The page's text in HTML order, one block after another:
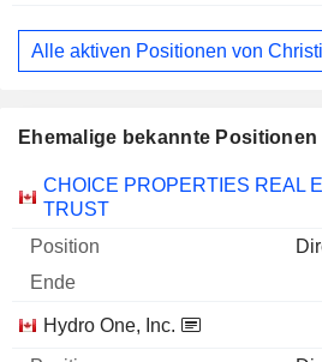
Alle aktiven Positionen von
Ehemalige bekannte
Unternehmen Position Ende
CHOICE PROPERTIES REAL
TRUST
Hydro One, Inc.